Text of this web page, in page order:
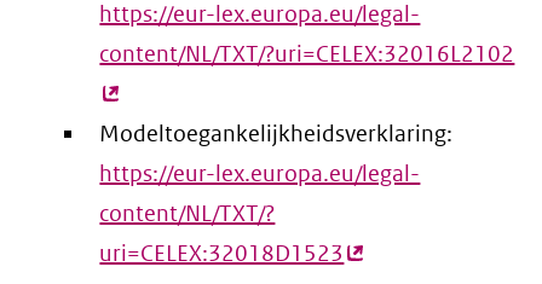
https://eur-lex.europa.eu/legal-
content/NL/TXT/?uri=CELEX:32016L2102
Modeltoegankelijkheidsverklaring:
https://eur-lex.europa.eu/legal-
content/NL/TXT/?
uri=CELEX:32018D1523 (externe